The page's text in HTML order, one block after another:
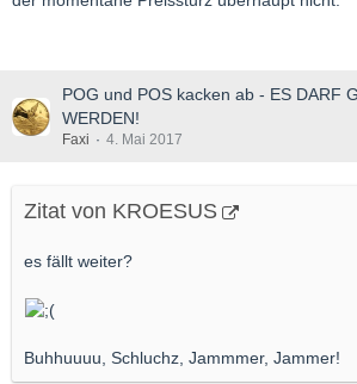
POG und POS kacken ab - ES DARF
WERDEN!
Faxi 4. Mai 2017
Zitat von KROESUS
es fällt weiter?
Buhhuuuu, Schluchz, Jammmer, Jammer!